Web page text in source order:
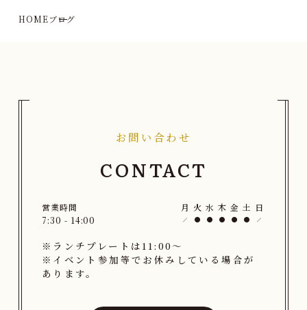
HOMEブログ
お問い合わせ
CONTACT
営業時間 月 火 水 木 金 土 日
7:30 - 14:00
※ランチプレートは11:00〜
※イベント参加等でお休みしている場合が
あります。